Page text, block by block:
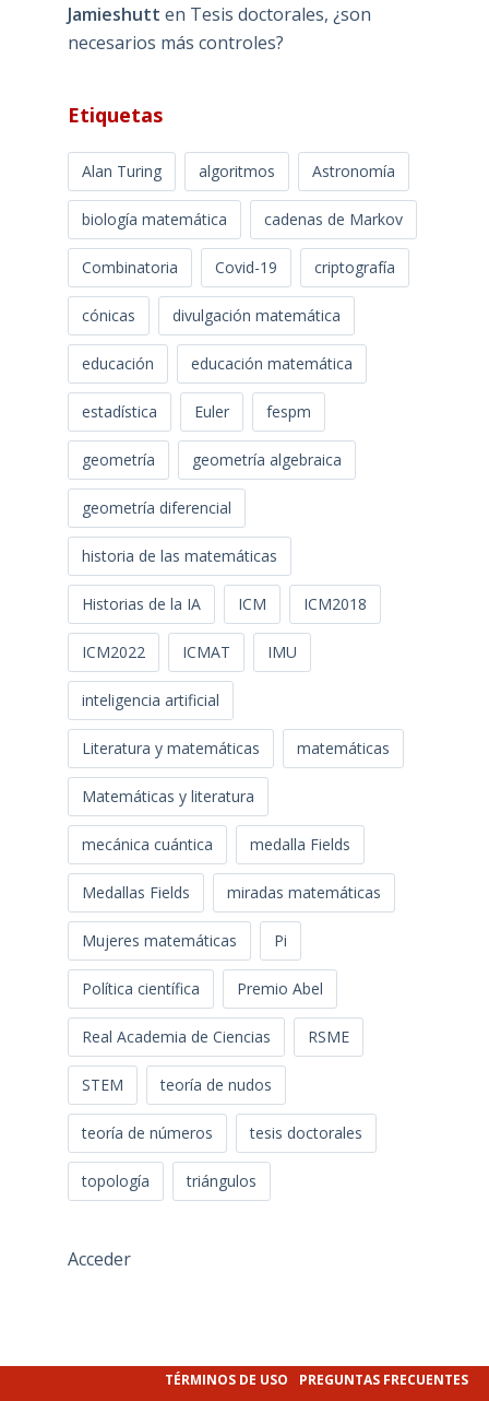
Jamieshutt en Tesis doctorales, ¿son
necesarios más controles?
Etiquetas
Alan Turing algoritmos Astronomía
biología matemática cadenas de Markov
Combinatoria Covid-19 criptografía
cónicas divulgación matemática
educación educación matemática
estadística Euler fespm
geometría geometría algebraica
geometría diferencial
historia de las matemáticas
Historias de la IA ICM ICM2018
ICM2022 ICMAT IMU
inteligencia artificial
Literatura y matemáticas matemáticas
Matemáticas y literatura
mecánica cuántica medalla Fields
Medallas Fields miradas matemáticas
Mujeres matemáticas Pi
Política científica Premio Abel
Real Academia de Ciencias RSME
STEM teoría de nudos
teoría de números tesis doctorales
topología triángulos
Acceder
TÉRMINOS DE USO PREGUNTAS FRECUENTES